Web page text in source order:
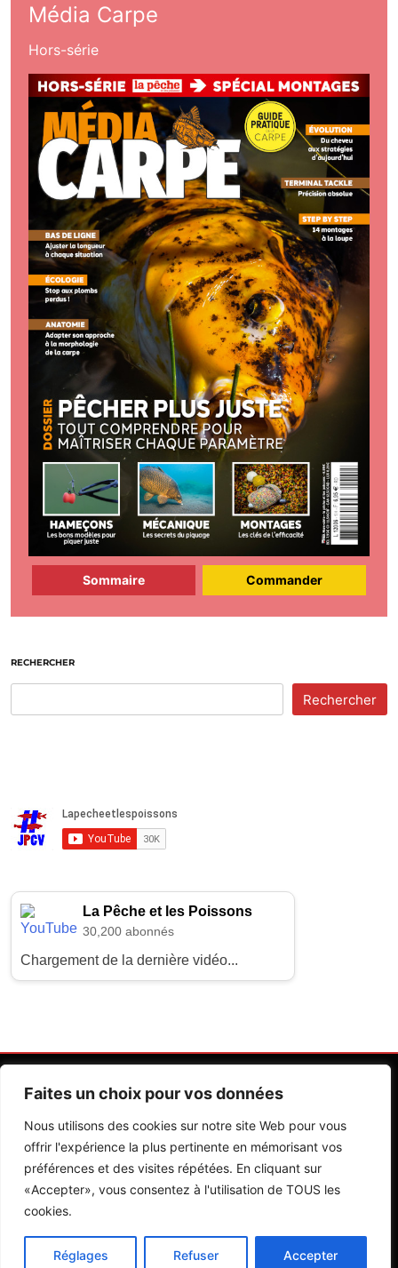
Faites un choix pour vos données
Nous utilisons des cookies sur notre site Web pour vous
offrir l'expérience la plus pertinente en mémorisant vos
préférences et des visites répétées. En cliquant sur
«Accepter», vous consentez à l'utilisation de TOUS les
cookies.
Réglages Refuser Accepter
Média Carpe
Hors-série
Sommaire Commander
RECHERCHER
Rechercher
La Pêche et les Poissons
30,200 abonnés
Chargement de la dernière vidéo...
Contactez Nos Rédactions Mentions Légales